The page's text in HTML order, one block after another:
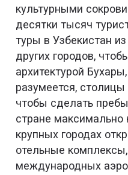
культурными
десятки тысяч
туры в Узбекистан
других городов,
архитектурой
разумеется,
чтобы сделать
стране
крупных городах
отельные
международных